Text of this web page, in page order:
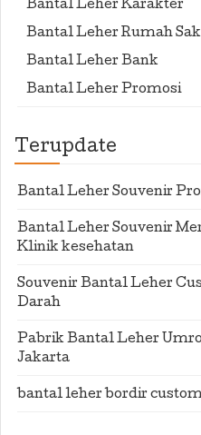
Bantal Leher Karakter
Bantal Leher Rumah
Bantal Leher Bank
Bantal Leher Promosi
Terupdate
Bantal Leher Souvenir
Bantal Leher Souvenir
Klinik kesehatan
Souvenir Bantal Leher
Darah
Pabrik Bantal Leher
Jakarta
bantal leher bordir